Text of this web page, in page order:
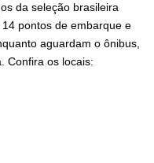
da seleção brasileira
pontos de embarque e
aguardam o ônibus,
Confira os locais: